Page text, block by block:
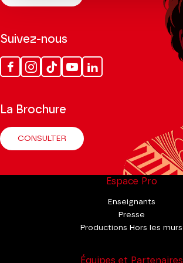
Suivez-nous
FacebookInstagram
Tik
Tok
YoutubeLinkedin
La Brochure
CONSULTER
Espace Pro
Enseignants
Presse
Productions Hors les murs
Équipes et Partenaires